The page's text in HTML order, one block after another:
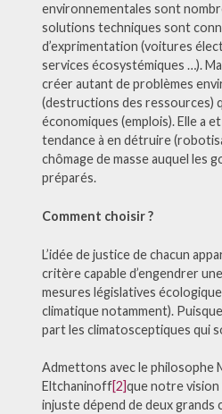
environnementales sont
solutions techniques sont
d’exprimentation (voitures
services écosystémiques …).
créer autant de problèmes
(destructions des ressources)
économiques (emplois). Elle a
tendance à en détruire
chômage de masse auquel les
préparés.
Comment choisir ?
L’idée de justice de chacun
critère capable d’engendrer
mesures législatives
climatique notamment).
part les climatosceptiques qui
Admettons avec le philosophe
Eltchaninoff[2]que notre vision
injuste dépend de deux grands